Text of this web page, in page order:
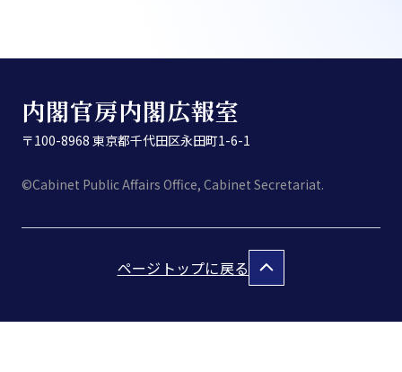
内閣官房内閣広報室
〒100-8968 東京都千代田区永田町1-6-1
©Cabinet Public Affairs Office, Cabinet Secretariat.
ページトップに戻る